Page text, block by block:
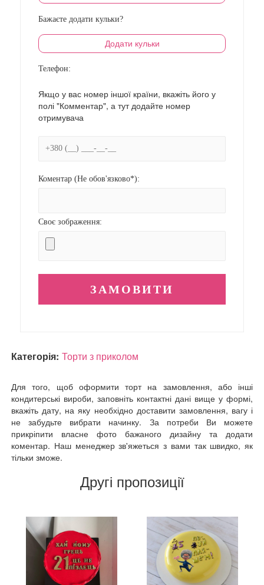
Бажаєте додати кульки?
Додати кульки
Телефон:
Якщо у вас номер іншої країни, вкажіть його у
полі "Комментар", а тут додайте номер
отримувача
Коментар (Не обов'язково*):
Своє зображення:
Категорія: Торти з приколом
Для того, щоб оформити торт на замовлення, або інші
кондитерські вироби, заповніть контактні дані вище у формі,
вкажіть дату, на яку необхідно доставити замовлення, вагу і
не забудьте вибрати начинку. За потреби Ви можете
прикріпити власне фото бажаного дизайну та додати
коментар. Наш менеджер зв'яжеться з вами так швидко, як
тільки зможе.
Другі пропозиції